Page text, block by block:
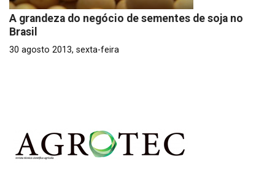
A grandeza do negócio de sementes de soja no
Brasil
30 agosto 2013, sexta-feira